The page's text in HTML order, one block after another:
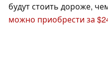
будут стоить дороже,
можно приобрести за